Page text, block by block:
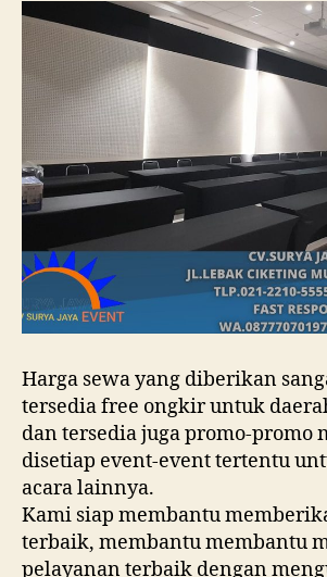
Harga sewa yang diberikan
tersedia free ongkir untuk
dan tersedia juga promo-promo
disetiap event-event tertentu
acara lainnya.
Kami siap membantu
terbaik, membantu membantu
pelayanan terbaik dengan